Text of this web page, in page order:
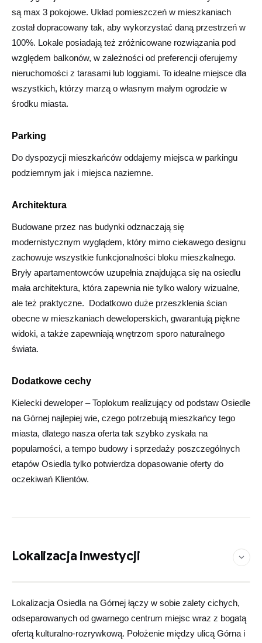
są max 3 pokojowe. Układ pomieszczeń w mieszkaniach
został dopracowany tak, aby wykorzystać daną przestrzeń w
100%. Lokale posiadają też zróżnicowane rozwiązania pod
względem balkonów, w zależności od preferencji oferujemy
nieruchomości z tarasami lub loggiami. To idealne miejsce dla
wszystkich, którzy marzą o własnym małym ogrodzie w
środku miasta.
Parking
Do dyspozycji mieszkańców oddajemy miejsca w parkingu
podziemnym jak i miejsca naziemne.
Architektura
Budowane przez nas budynki odznaczają się
modernistycznym wyglądem, który mimo ciekawego designu
zachowuje wszystkie funkcjonalności bloku mieszkalnego.
Bryły apartamentowców uzupełnia znajdująca się na osiedlu
mała architektura, która zapewnia nie tylko walory wizualne,
ale też praktyczne. Dodatkowo duże przeszklenia ścian
obecne w mieszkaniach deweloperskich, gwarantują piękne
widoki, a także zapewniają wnętrzom sporo naturalnego
świata.
Dodatkowe cechy
Kielecki deweloper – Toplokum realizujący od podstaw Osiedle
na Górnej najlepiej wie, czego potrzebują mieszkańcy tego
miasta, dlatego nasza oferta tak szybko zyskała na
popularności, a tempo budowy i sprzedaży poszczególnych
etapów Osiedla tylko potwierdza dopasowanie oferty do
oczekiwań Klientów.
Lokalizacja inwestycji
Osiedle na Górnej
+
−
Zobacz na mapie
Lokalizacja Osiedla na Górnej łączy w sobie zalety cichych,
odseparowanych od gwarnego centrum miejsc wraz z bogatą
ofertą kulturalno-rozrywkową. Położenie między ulicą Górna i